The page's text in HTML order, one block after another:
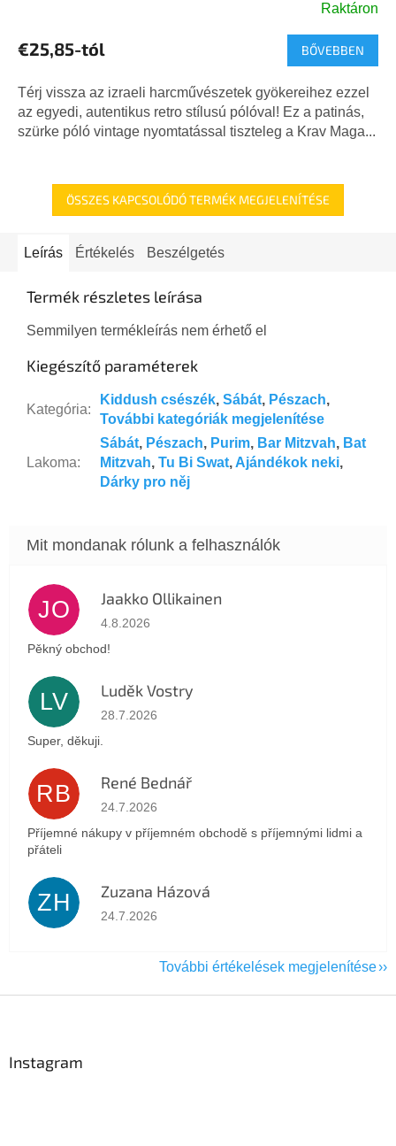
Raktáron
€25,85-tól BŐVEBBEN
Térj vissza az izraeli harcművészetek gyökereihez ezzel
az egyedi, autentikus retro stílusú pólóval! Ez a patinás,
szürke póló vintage nyomtatással tiszteleg a Krav Maga...
ÖSSZES KAPCSOLÓDÓ TERMÉK MEGJELENÍTÉSE
Leírás Értékelés Beszélgetés
Termék részletes leírása
Semmilyen termékleírás nem érhető el
Kiegészítő paraméterek
Kategória:
Kiddush csészék, Sábát, Pészach,
További kategóriák megjelenítése
Lakoma:
Sábát, Pészach, Purim, Bar Mitzvah, Bat
Mitzvah, Tu Bi Swat, Ajándékok neki,
Dárky pro něj
JO Jaakko Ollikainen
Az áruház értékelése 5-ből 5 csillag.
4.8.2026
Pěkný obchod!
LV Luděk Vostry
Az áruház értékelése 5-ből 5 csillag.
28.7.2026
Super, děkuji.
RB René Bednář
Az áruház értékelése 5-ből 5 csillag.
24.7.2026
Příjemné nákupy v příjemném obchodě s příjemnými lidmi a
přáteli
ZH Zuzana Házová
Az áruház értékelése 5-ből 5 csillag.
24.7.2026
További értékelések megjelenítése
Instagram